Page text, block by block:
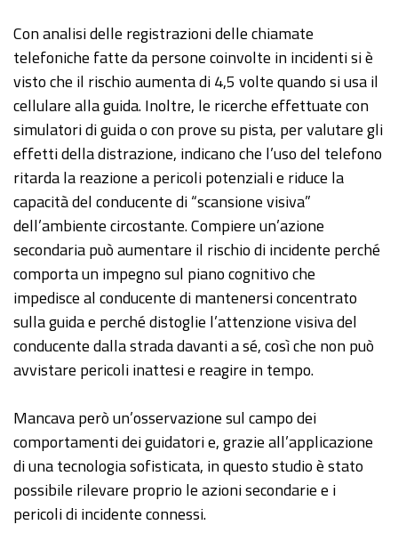
Con analisi delle registrazioni delle chiamate
telefoniche fatte da persone coinvolte in incidenti si è
visto che il rischio aumenta di 4,5 volte quando si usa il
cellulare alla guida. Inoltre, le ricerche effettuate con
simulatori di guida o con prove su pista, per valutare gli
effetti della distrazione, indicano che l’uso del telefono
ritarda la reazione a pericoli potenziali e riduce la
capacità del conducente di “scansione visiva”
dell’ambiente circostante. Compiere un’azione
secondaria può aumentare il rischio di incidente perché
comporta un impegno sul piano cognitivo che
impedisce al conducente di mantenersi concentrato
sulla guida e perché distoglie l’attenzione visiva del
conducente dalla strada davanti a sé, così che non può
avvistare pericoli inattesi e reagire in tempo.
Mancava però un’osservazione sul campo dei
comportamenti dei guidatori e, grazie all’applicazione
di una tecnologia sofisticata, in questo studio è stato
possibile rilevare proprio le azioni secondarie e i
pericoli di incidente connessi.